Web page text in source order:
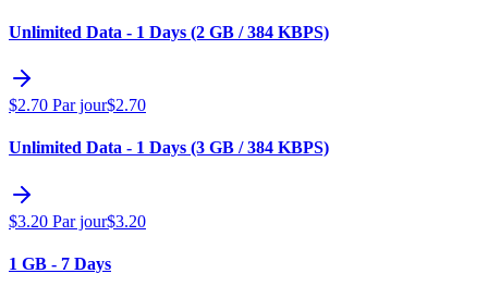
Unlimited Data - 1 Days (2 GB / 384 KBPS)
$2.70 Par jour$2.70
Unlimited Data - 1 Days (3 GB / 384 KBPS)
$3.20 Par jour$3.20
1 GB - 7 Days